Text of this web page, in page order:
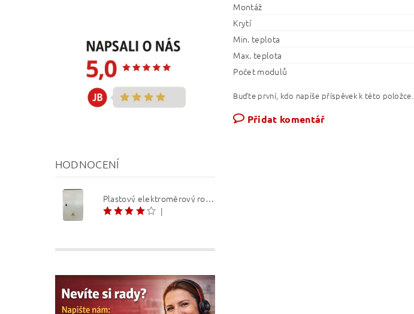
HODNOCENÍ
Plastový elektroměrový rozvaděč ER 212 NVP7P 40A QM (3f 1/2 S) 1bod. (O3/4)
|
Montáž
Krytí
Min. teplota
Max. teplota
Počet modulů
Buďte první, kdo napíše příspěvek k této položce.
Přidat komentář